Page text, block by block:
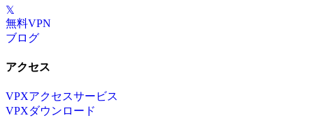
𝕏
無料VPN
ブログ
アクセス
VPXアクセスサービス
VPXダウンロード